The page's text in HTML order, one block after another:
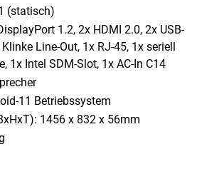
(statisch)
1.2, 2x HDMI 2.0, 2x USB-
Line-Out, 1x RJ-45, 1x seriell
1x Intel SDM-Slot, 1x AC-In C14
11 Betriebssystem
1456 x 832 x 56mm